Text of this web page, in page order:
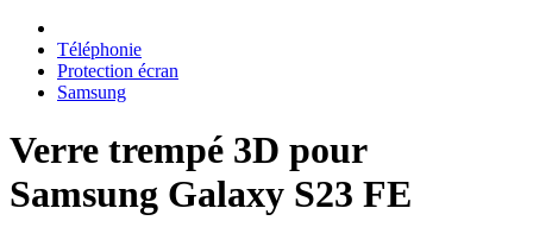
Téléphonie
Protection écran
Samsung
Verre trempé 3D pour
Samsung Galaxy S23 FE